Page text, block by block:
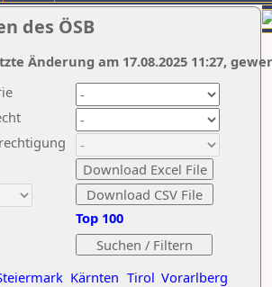
des ÖSB
Kärnten Tirol Vorarlberg
Top 100
Änderung am 17.08.2025 11:27,